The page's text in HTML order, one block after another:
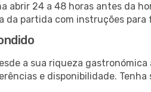
abrir 24 a 48 horas antes da
da partida com instruções
a sua riqueza
e disponibilidade. Tenha